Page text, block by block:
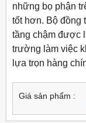
những bọ phận
tốt hơn. Bộ đồng
tầng chậm được
trường làm việc
lựa trọn hàng
Giá sản phẩm :